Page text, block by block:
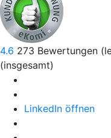
4.6 273 Bewertungen
(insgesamt)
LinkedIn öffnen